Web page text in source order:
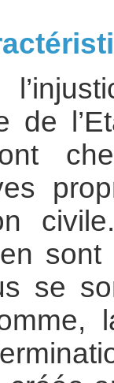
de
sont
se